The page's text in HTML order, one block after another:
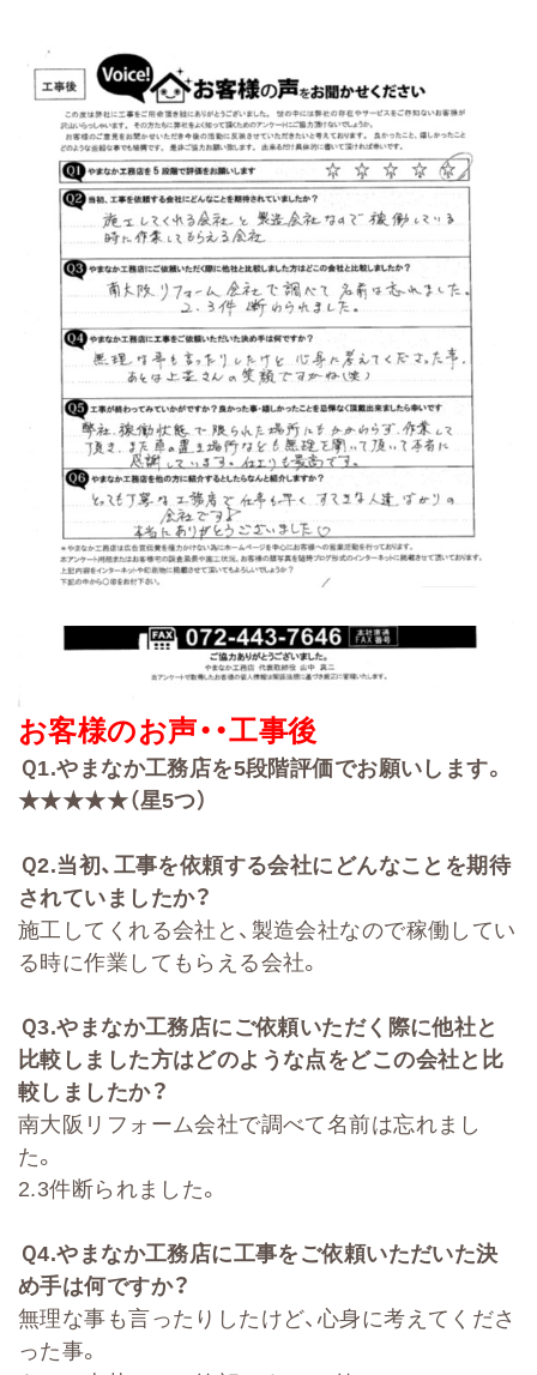
お客様のお声・・工事後
Ｑ1.やまなか工務店を5段階評価でお願いします。
★★★★★（星5つ）
Ｑ2.当初、工事を依頼する会社にどんなことを期待
されていましたか？
施工してくれる会社と、製造会社なので稼働してい
る時に作業してもらえる会社。
Ｑ3.やまなか工務店にご依頼いただく際に他社と
比較しました方はどのような点をどこの会社と比
較しましたか？
南大阪リフォーム会社で調べて名前は忘れまし
た。
2.3件断られました。
Ｑ4.やまなか工務店に工事をご依頼いただいた決
め手は何ですか？
無理な事も言ったりしたけど、心身に考えてくださ
った事。